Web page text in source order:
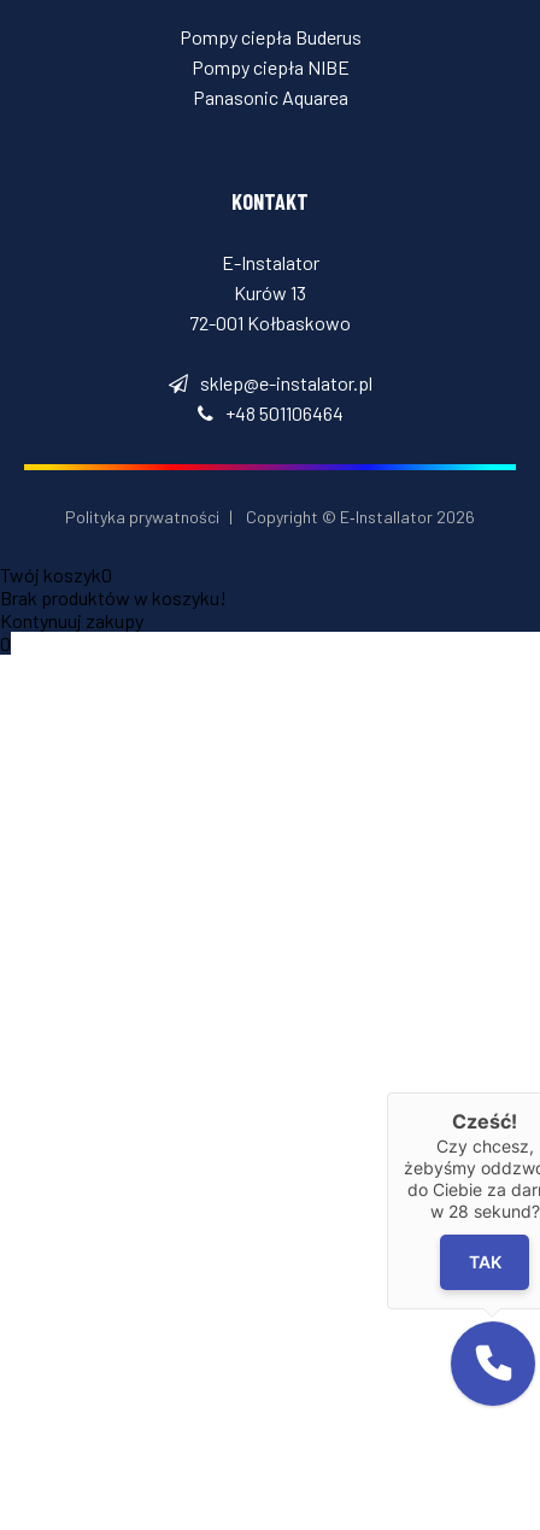
Pompy ciepła Buderus
Pompy ciepła NIBE
Panasonic Aquarea
KONTAKT
E-Instalator
Kurów 13
72-001 Kołbaskowo
sklep@e-instalator.pl
+48 501106464
Polityka prywatności | Copyright © E‑Installator 2026
Twój koszyk0
Brak produktów w koszyku!
Kontynuuj zakupy
0
Cześć!
Czy chcesz,
żebyśmy
do Ciebie za
w 28 sekund?
TAK